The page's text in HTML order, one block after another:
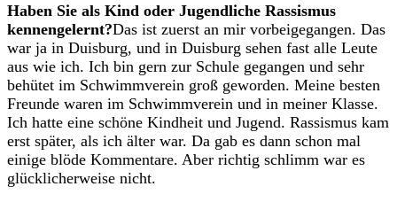
Haben Sie als Kind oder Jugendliche Rassismus
kennengelernt?Das ist zuerst an mir vorbeigegangen. Das
war ja in Duisburg, und in Duisburg sehen fast alle Leute
aus wie ich. Ich bin gern zur Schule gegangen und sehr
behütet im Schwimmverein groß geworden. Meine besten
Freunde waren im Schwimmverein und in meiner Klasse.
Ich hatte eine schöne Kindheit und Jugend. Rassismus kam
erst später, als ich älter war. Da gab es dann schon mal
einige blöde Kommentare. Aber richtig schlimm war es
glücklicherweise nicht.